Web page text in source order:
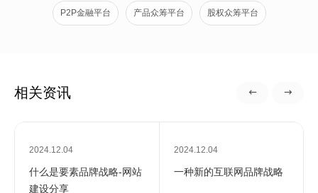
P2P金融平台 产品众筹平台 股权众筹平台
相关资讯
2024.12.04
什么是要素品牌战略-网站
建设分享
2024.12.04
一种新的互联网品牌战略